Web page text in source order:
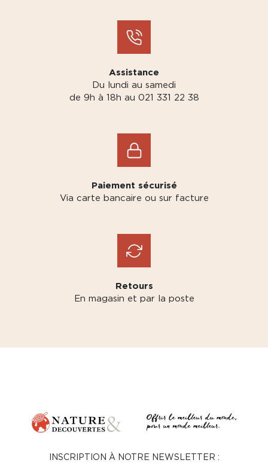
Assistance
Du lundi au samedi
de 9h à 18h au 021 331 22 38
Paiement sécurisé
Via carte bancaire ou sur facture
Retours
En magasin et par la poste
INSCRIPTION À NOTRE NEWSLETTER :